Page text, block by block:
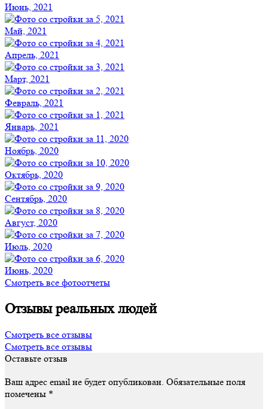
Июнь, 2021
Май, 2021
Апрель, 2021
Март, 2021
Февраль, 2021
Январь, 2021
Ноябрь, 2020
Октябрь, 2020
Сентябрь, 2020
Август, 2020
Июль, 2020
Июнь, 2020
Смотреть все фотоотчеты
Отзывы реальных людей
Смотреть все отзывы
Смотреть все отзывы
Оставьте отзыв
Ваш адрес email не будет опубликован. Обязательные поля
помечены *